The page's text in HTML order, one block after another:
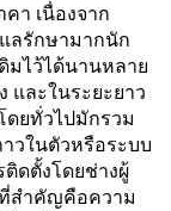
า เนื่องจาก
ลรักษามากนัก
ไว้ได้นานหลาย
และในระยะยาว
ดยทั่วไปมักรวม
วในตัวหรือระบบ
ดตั้งโดยช่างผู้
ที่สำคัญคือความ